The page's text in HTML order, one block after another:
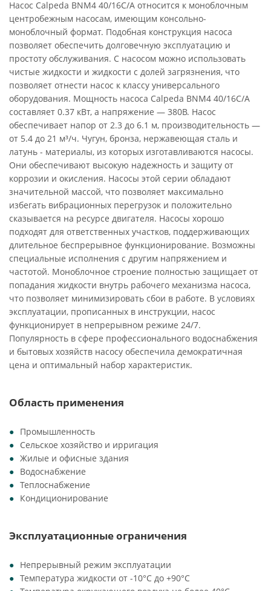
Насос Calpeda BNM4 40/16C/A относится к моноблочным
центробежным насосам, имеющим консольно-
моноблочный формат. Подобная конструкция насоса
позволяет обеспечить долговечную эксплуатацию и
простоту обслуживания. С насосом можно использовать
чистые жидкости и жидкости с долей загрязнения, что
позволяет отнести насос к классу универсального
оборудования. Мощность насоса Calpeda BNM4 40/16C/A
составляет 0.37 кВт, а напряжение — 380В. Насос
обеспечивает напор от 2.3 до 6.1 м, производительность —
от 5.4 до 21 м³/ч. Чугун, бронза, нержавеющая сталь и
латунь - материалы, из которых изготавливаются насосы.
Они обеспечивают высокую надежность и защиту от
коррозии и окисления. Насосы этой серии обладают
значительной массой, что позволяет максимально
избегать вибрационных перегрузок и положительно
сказывается на ресурсе двигателя. Насосы хорошо
подходят для ответственных участков, поддерживающих
длительное беспрерывное функционирование. Возможны
специальные исполнения с другим напряжением и
частотой. Моноблочное строение полностью защищает от
попадания жидкости внутрь рабочего механизма насоса,
что позволяет минимизировать сбои в работе. В условиях
эксплуатации, прописанных в инструкции, насос
функционирует в непрерывном режиме 24/7.
Популярность в сфере профессионального водоснабжения
и бытовых хозяйств насосу обеспечила демократичная
цена и оптимальный набор характеристик.
Область применения
Промышленность
Сельское хозяйство и ирригация
Жилые и офисные здания
Водоснабжение
Теплоснабжение
Кондиционирование
Эксплуатационные ограничения
Непрерывный режим эксплуатации
Температура жидкости от -10°C до +90°C